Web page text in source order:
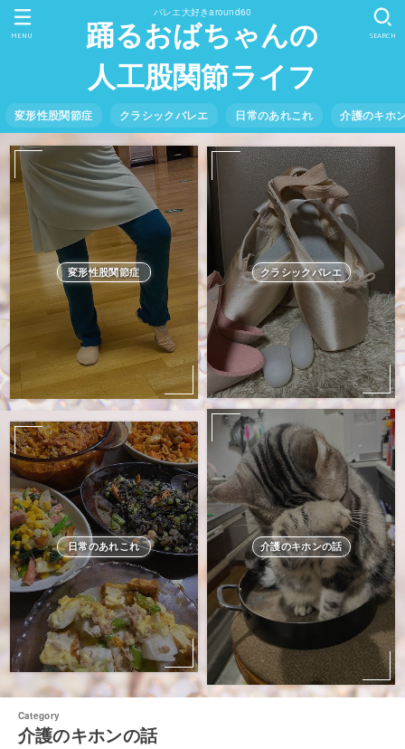
バレエ大好きaround60
踊るおばちゃんの
人工股関節ライフ
変形性股関節症 クラシックバレエ 日常のあれこれ 介護のキホ
SEARCH
MENU
変形性股関節症 クラシックバレエ
日常のあれこれ 介護のキホンの話
介護のキホンの話